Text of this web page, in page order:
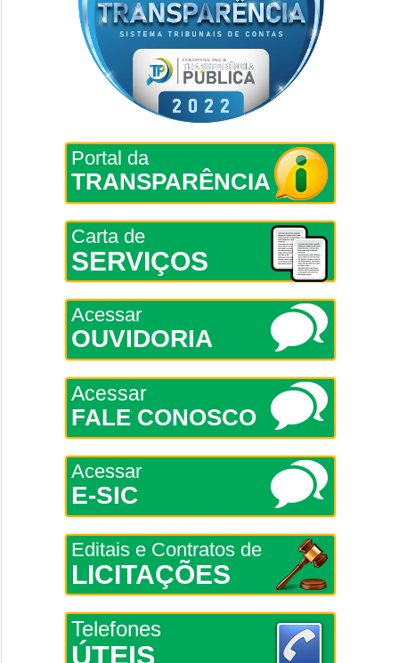
Portal da
TRANSPARÊNCIA
Carta de
SERVIÇOS
Acessar
OUVIDORIA
Acessar
FALE CONOSCO
Acessar
E-SIC
Editais e Contratos de
LICITAÇÕES
Telefones
ÚTEIS